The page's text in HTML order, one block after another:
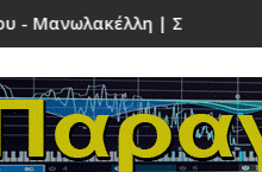
το παλιό
Επιτυχημένες οι